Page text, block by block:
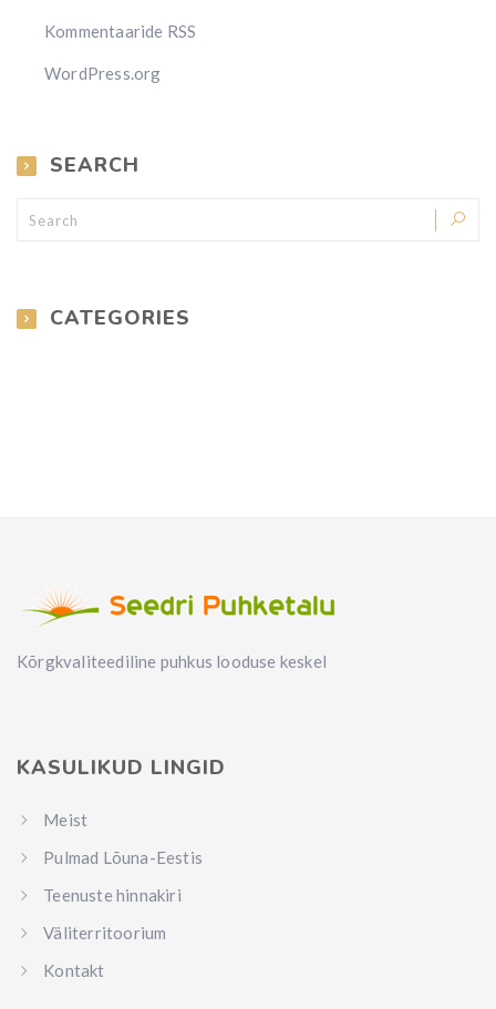
Kommentaaride RSS
WordPress.org
SEARCH
CATEGORIES
Kõrgkvaliteediline puhkus looduse keskel
KASULIKUD LINGID
Meist
Pulmad Lõuna-Eestis
Teenuste hinnakiri
Väliterritoorium
Kontakt